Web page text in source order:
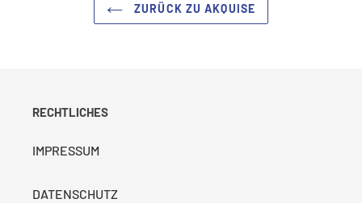
ZURÜCK ZU AKQUISE
RECHTLICHES
IMPRESSUM
DATENSCHUTZ